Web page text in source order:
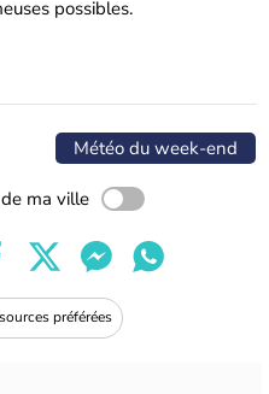
possibles.
Météo du week-end
ma ville
préférées